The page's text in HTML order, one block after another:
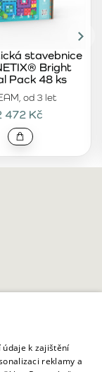
od 3 let
stavebnice
Bright
Pack 48 ks
472 Kč
údaje k zajištění
reklamy a